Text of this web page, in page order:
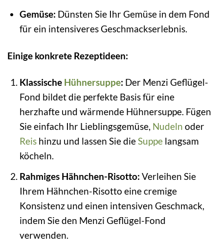
Gemüse: Dünsten Sie Ihr Gemüse in dem Fond
für ein intensiveres Geschmackserlebnis.
Einige konkrete Rezeptideen:
Klassische Hühnersuppe: Der Menzi Geflügel-
Fond bildet die perfekte Basis für eine
herzhafte und wärmende Hühnersuppe. Fügen
Sie einfach Ihr Lieblingsgemüse, Nudeln oder
Reishinzu und lassen Sie dieSuppelangsam
köcheln.
Rahmiges Hähnchen-Risotto: Verleihen Sie
Ihrem Hähnchen-Risotto eine cremige
Konsistenz und einen intensiven Geschmack,
indem Sie den Menzi Geflügel-Fond
verwenden.